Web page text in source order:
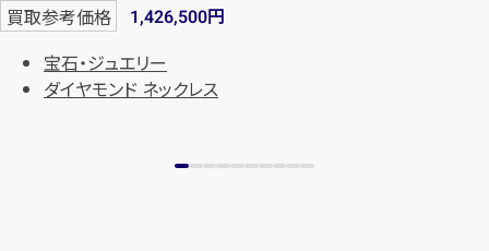
買取参考価格 1,426,500円
宝石・ジュエリー
ダイヤモンド ネックレス